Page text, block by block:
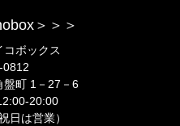
＞＞＞
ボックス
0812
盤町 1－27－6
20:00
日は営業）